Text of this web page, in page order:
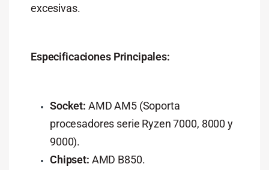
excesivas.
Especificaciones Principales:
Socket: AMD AM5 (Soporta
procesadores serie Ryzen 7000, 8000 y
9000).
Chipset: AMD B850.